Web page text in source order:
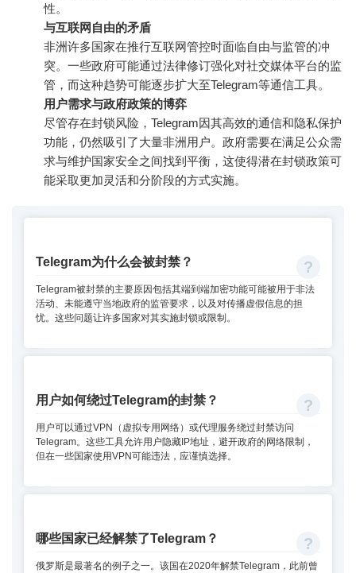
性。
与互联网自由的矛盾
非洲许多国家在推行互联网管控时面临自由与监管的冲
突。一些政府可能通过法律修订强化对社交媒体平台的监
管，而这种趋势可能逐步扩大至Telegram等通信工具。
用户需求与政府政策的博弈
尽管存在封锁风险，Telegram因其高效的通信和隐私保护
功能，仍然吸引了大量非洲用户。政府需要在满足公众需
求与维护国家安全之间找到平衡，这使得潜在封锁政策可
能采取更加灵活和分阶段的方式实施。
Telegram为什么会被封禁？
Telegram被封禁的主要原因包括其端到端加密功能可能被用于非法
活动、未能遵守当地政府的监管要求，以及对传播虚假信息的担
忧。这些问题让许多国家对其实施封锁或限制。
用户如何绕过Telegram的封禁？
用户可以通过VPN（虚拟专用网络）或代理服务绕过封禁访问
Telegram。这些工具允许用户隐藏IP地址，避开政府的网络限制，
但在一些国家使用VPN可能违法，应谨慎选择。
哪些国家已经解禁了Telegram？
俄罗斯是最著名的例子之一。该国在2020年解禁Telegram，此前曾